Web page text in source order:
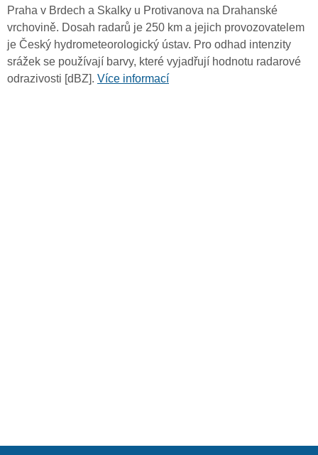
Praha v Brdech a Skalky u Protivanova na Drahanské
vrchovině. Dosah radarů je 250 km a jejich provozovatelem
je Český hydrometeorologický ústav. Pro odhad intenzity
srážek se používají barvy, které vyjadřují hodnotu radarové
odrazivosti [dBZ]. Více informací